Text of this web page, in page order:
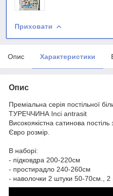
Приховати
Опис Характеристики
Опис
Преміальна серія постільної
ТУРЕЧЧИНА Inci antrasit
Високоякістна сатинова
Євро розмір.
В наборі:
- підковдра 200-220см
- простирадло 240-260см
- наволочки 2 штуки 50-70см., 2